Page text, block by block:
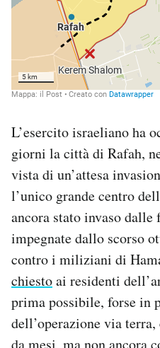
L’esercito israeliano ha
giorni la città di Rafah,
vista di un’attesa
l’unico grande centro
ancora stato invaso dalle
impegnate dallo scorso
contro i miliziani di
chiestoai residenti
prima possibile, forse in
dell’operazione via
da mesi, ma non ancora